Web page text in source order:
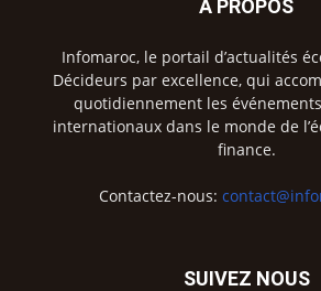
À PROPOS
Infomaroc, le portail d’actualités
Décideurs par excellence, qui
quotidiennement les
internationaux dans le monde de
finance.
Contactez-nous:
SUIVEZ NOUS